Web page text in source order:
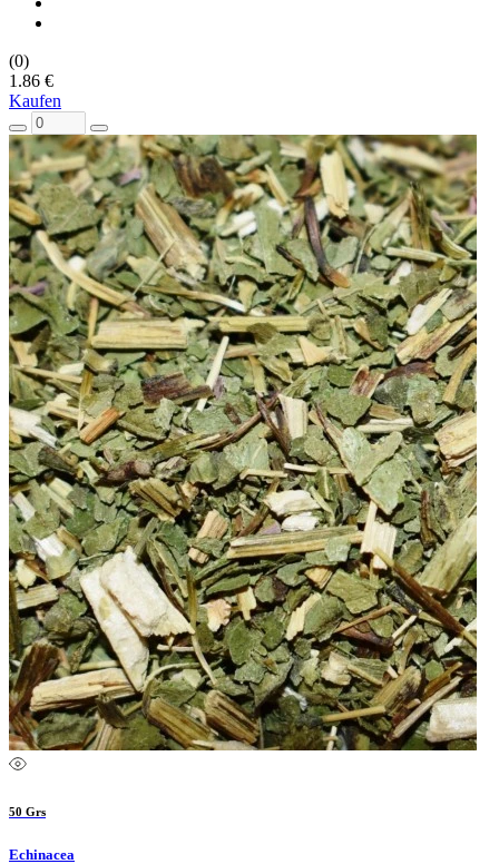
(0)
1.86 €
Kaufen
50 Grs
Echinacea